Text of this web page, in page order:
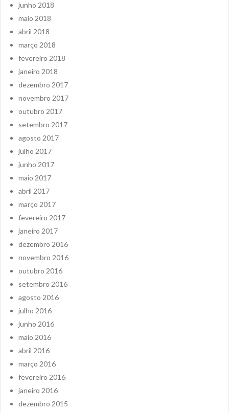
junho 2018
maio 2018
abril 2018
março 2018
fevereiro 2018
janeiro 2018
dezembro 2017
novembro 2017
outubro 2017
setembro 2017
agosto 2017
julho 2017
junho 2017
maio 2017
abril 2017
março 2017
fevereiro 2017
janeiro 2017
dezembro 2016
novembro 2016
outubro 2016
setembro 2016
agosto 2016
julho 2016
junho 2016
maio 2016
abril 2016
março 2016
fevereiro 2016
janeiro 2016
dezembro 2015